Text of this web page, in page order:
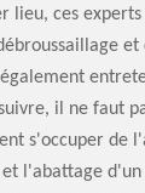
lieu, ces
et
il ne faut
s'occuper de
l'abattage